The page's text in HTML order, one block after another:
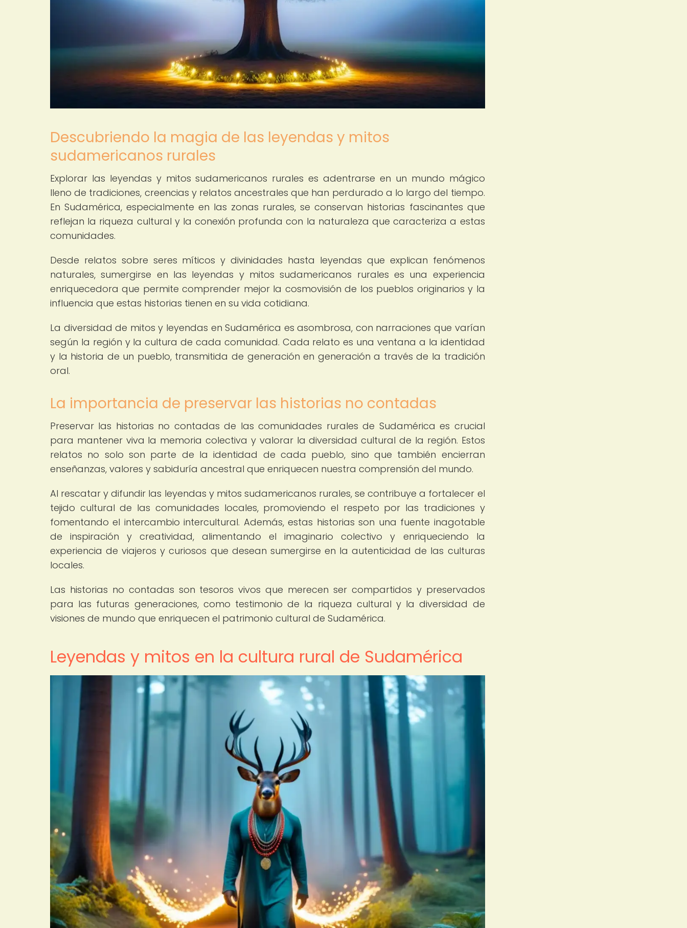
Descubriendo la magia de las leyendas y mitos
sudamericanos rurales
Explorar las leyendas y mitos sudamericanos rurales es adentrarse en un mundo mágico
lleno de tradiciones, creencias y relatos ancestrales que han perdurado a lo largo del tiempo.
En Sudamérica, especialmente en las zonas rurales, se conservan historias fascinantes que
reflejan la riqueza cultural y la conexión profunda con la naturaleza que caracteriza a estas
comunidades.
Desde relatos sobre seres míticos y divinidades hasta leyendas que explican fenómenos
naturales, sumergirse en las leyendas y mitos sudamericanos rurales es una experiencia
enriquecedora que permite comprender mejor la cosmovisión de los pueblos originarios y la
influencia que estas historias tienen en su vida cotidiana.
La diversidad de mitos y leyendas en Sudamérica es asombrosa, con narraciones que varían
según la región y la cultura de cada comunidad. Cada relato es una ventana a la identidad
y la historia de un pueblo, transmitida de generación en generación a través de la tradición
oral.
La importancia de preservar las historias no contadas
Preservar las historias no contadas de las comunidades rurales de Sudamérica es crucial
para mantener viva la memoria colectiva y valorar la diversidad cultural de la región. Estos
relatos no solo son parte de la identidad de cada pueblo, sino que también encierran
enseñanzas, valores y sabiduría ancestral que enriquecen nuestra comprensión del mundo.
Al rescatar y difundir las leyendas y mitos sudamericanos rurales, se contribuye a fortalecer el
tejido cultural de las comunidades locales, promoviendo el respeto por las tradiciones y
fomentando el intercambio intercultural. Además, estas historias son una fuente inagotable
de inspiración y creatividad, alimentando el imaginario colectivo y enriqueciendo la
experiencia de viajeros y curiosos que desean sumergirse en la autenticidad de las culturas
locales.
Las historias no contadas son tesoros vivos que merecen ser compartidos y preservados
para las futuras generaciones, como testimonio de la riqueza cultural y la diversidad de
visiones de mundo que enriquecen el patrimonio cultural de Sudamérica.
Leyendas y mitos en la cultura rural de Sudamérica